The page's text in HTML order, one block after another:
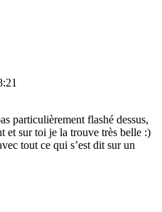
particulièrement flashé dessus,
et sur toi je la trouve très belle :)
tout ce qui s’est dit sur un